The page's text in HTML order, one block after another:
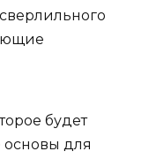
будет
основы для